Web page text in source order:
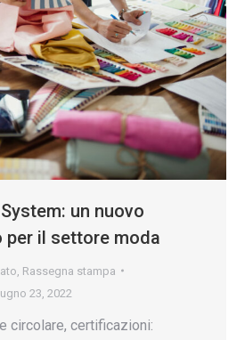
un nuovo
per il settore moda
Rassegna stampa
23, 2022
circolare, certificazioni: